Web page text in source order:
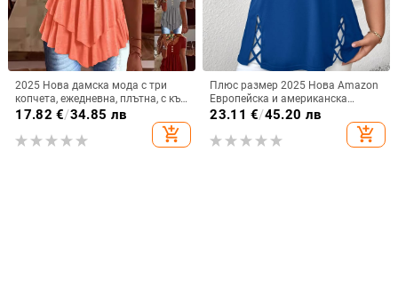
2025 Нова дамска мода с три
копчета, ежедневна, плътна, с къс
ръкав, Amazon, трансгранична,
европейска и американска
17.82 €/34.85 лв
add_shopping_cart
Плюс размер 2025 Нова Amazon
Европейска и американска
трансгранична дамска лятна
европейска и американска секси
тениска с V-образно деколте и
23.11 €/45.20 лв
add_shopping_cart